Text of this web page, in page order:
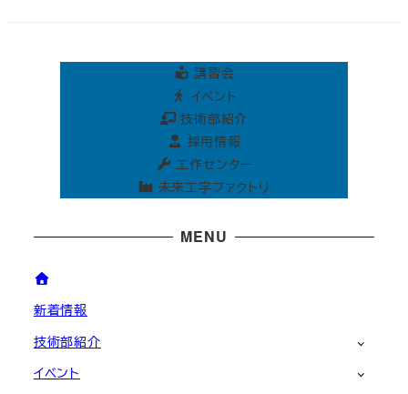
講習会
イベント
技術部紹介
採用情報
工作センター
未来工学ファクトリ
MENU
新着情報
技術部紹介
イベント